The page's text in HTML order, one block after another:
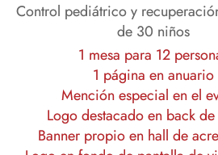
Control pediátrico y
de 30 niños
1 mesa para 12
1 página en anuario
Mención especial en el
Logo destacado en back de
Banner propio en hall de